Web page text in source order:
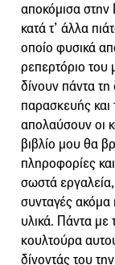
αποκόμισα στην
κατά τ’ άλλα
οποίο φυσικά
ρεπερτόριο του
δίνουν πάντα
παρασκευής και
απολαύσουν οι
βιβλίο μου θα
πληροφορίες
σωστά εργαλεία,
συνταγές ακόμα
υλικά. Πάντα με
κουλτούρα
δίνοντάς του